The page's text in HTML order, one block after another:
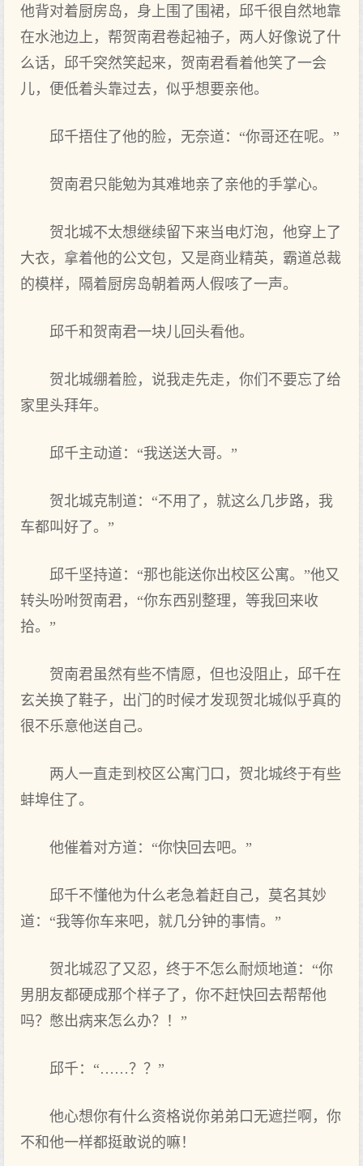
他背对着厨房岛，身上围了围裙，邱千很自然地靠
在水池边上，帮贺南君卷起袖子，两人好像说了什
么话，邱千突然笑起来，贺南君看着他笑了一会
儿，便低着头靠过去，似乎想要亲他。
邱千捂住了他的脸，无奈道：“你哥还在呢。”
贺南君只能勉为其难地亲了亲他的手掌心。
贺北城不太想继续留下来当电灯泡，他穿上了
大衣，拿着他的公文包，又是商业精英，霸道总裁
的模样，隔着厨房岛朝着两人假咳了一声。
邱千和贺南君一块儿回头看他。
贺北城绷着脸，说我走先走，你们不要忘了给
家里头拜年。
邱千主动道：“我送送大哥。”
贺北城克制道：“不用了，就这么几步路，我
车都叫好了。”
邱千坚持道：“那也能送你出校区公寓。”他又
转头吩咐贺南君，“你东西别整理，等我回来收
拾。”
贺南君虽然有些不情愿，但也没阻止，邱千在
玄关换了鞋子，出门的时候才发现贺北城似乎真的
很不乐意他送自己。
两人一直走到校区公寓门口，贺北城终于有些
蚌埠住了。
他催着对方道：“你快回去吧。”
邱千不懂他为什么老急着赶自己，莫名其妙
道：“我等你车来吧，就几分钟的事情。”
贺北城忍了又忍，终于不怎么耐烦地道：“你
男朋友都硬成那个样子了，你不赶快回去帮帮他
吗？憋出病来怎么办？！”
邱千：“……？？”
他心想你有什么资格说你弟弟口无遮拦啊，你
不和他一样都挺敢说的嘛！